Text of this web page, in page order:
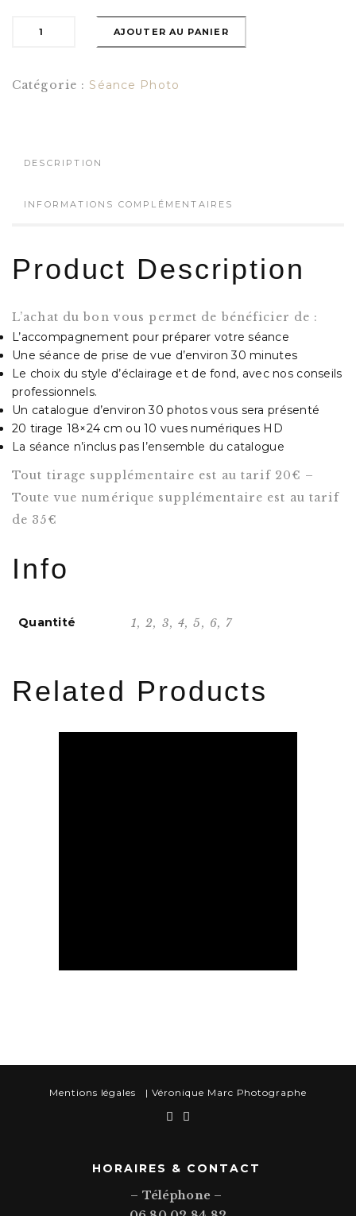
AJOUTER AU PANIER
Catégorie : Séance Photo
DESCRIPTION
INFORMATIONS COMPLÉMENTAIRES
Product Description
L’achat du bon vous permet de bénéficier de :
L’accompagnement pour préparer votre séance
Une séance de prise de vue d’environ 30 minutes
Le choix du style d’éclairage et de fond, avec nos conseils
professionnels.
Un catalogue d’environ 30 photos vous sera présenté
20 tirage 18×24 cm ou 10 vues numériques HD
La séance n’inclus pas l’ensemble du catalogue
Tout tirage supplémentaire est au tarif 20€ –
Toute vue numérique supplémentaire est au tarif
de 35€
Info
Quantité 1, 2, 3, 4, 5, 6, 7
Related Products
Séance Essentielle
250,00
Mentions légales | Véronique Marc Photographe
HORAIRES & CONTACT
– Téléphone –